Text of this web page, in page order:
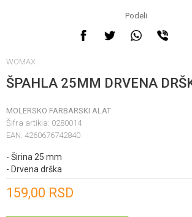
Podeli
WOMAX
ŠPAHLA 25MM DRVENA
MOLERSKO FARBARSKI ALAT
Šifra artikla: 0280014
EAN: 4260676742840
- Širina 25 mm
- Drvena drška
159,00 RSD